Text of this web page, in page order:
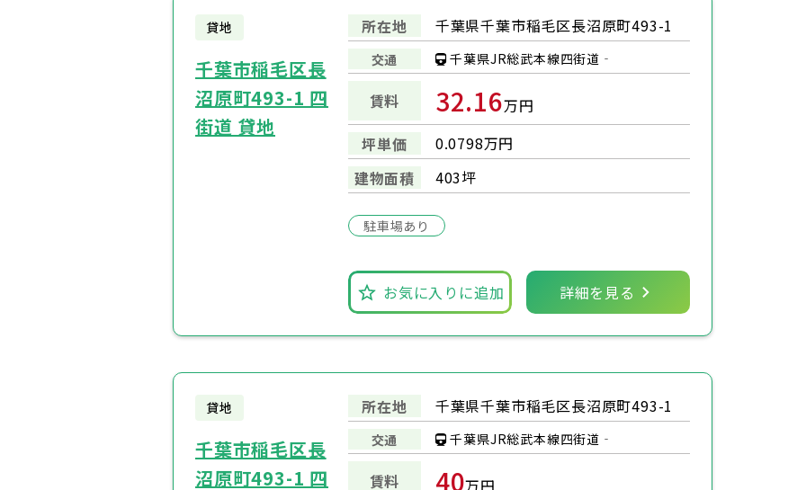
貸地
千葉市稲毛区長
沼原町493-1 四
街道 貸地
所在地 千葉県千葉市稲毛区長沼原町493-1
交通 千葉県JR総武本線四街道‐
賃料 32.16万円
坪単価
0.0798万円
建物面積
403坪
駐車場あり
お気に入りに追加 詳細を見る
貸地
千葉市稲毛区長
沼原町493-1 四
所在地 千葉県千葉市稲毛区長沼原町493-1
交通 千葉県JR総武本線四街道‐
賃料 40万円